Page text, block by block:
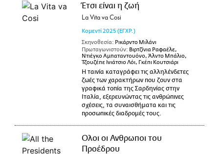
Έτσι είναι η ζωή
La Vita va Cosi
Κομεντί 2025 (ΕΓΧΡ.)
Σκηνοθεσία: Ρικάρντο Μιλάνι
Πρωταγωνιστούν: Βιρτζίνια Ραφαέλε,
Ντιέγκο Αμπαταντουόνο, Άλντο Μπάλιο,
Τζουζέπε Ινιάτσιο Λόι, Γκέπι Κουτσιάρι
Η ταινία καταγράφει τις αλληλένδετες
ζωές των χαρακτήρων που ζουν στα
γραφικά τοπία της Σαρδηνίας στην
Ιταλία, εξερευνώντας τις ανθρώπινες
σχέσεις, τα συναισθήματα και τις
προσωπικές διαδρομές τους.
Ολοι οι Ανθρωποι του
Προέδρου